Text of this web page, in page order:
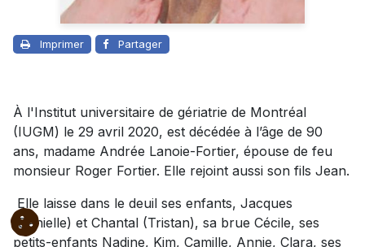
Imprimer Partager
À l'Institut universitaire de gériatrie de Montréal
(IUGM) le 29 avril 2020, est décédée à l’âge de 90
ans, madame Andrée Lanoie-Fortier, épouse de feu
monsieur Roger Fortier. Elle rejoint aussi son fils Jean.
Elle laisse dans le deuil ses enfants, Jacques
(Danielle) et Chantal (Tristan), sa brue Cécile, ses
petits-enfants Nadine, Kim, Camille, Annie, Clara, ses